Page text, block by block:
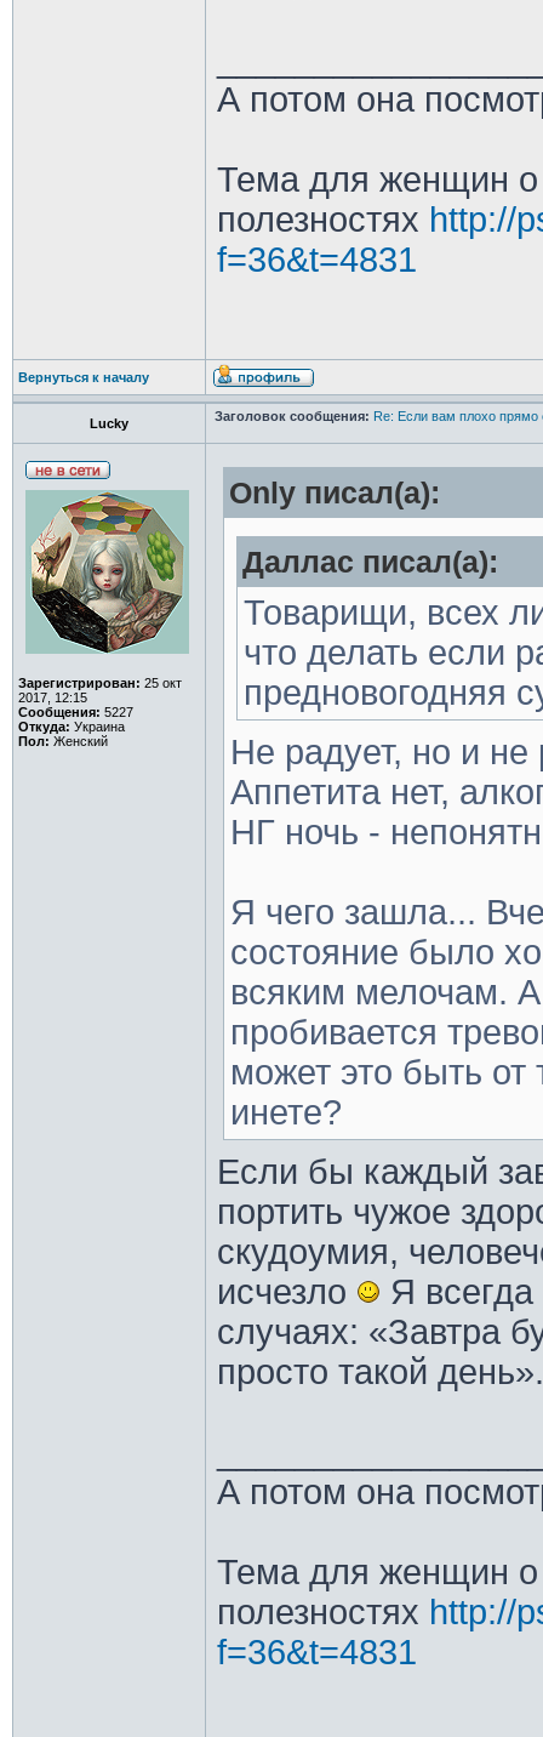
А потом она
Тема для женщин о
полезностях http://
f=36&t=4831
Вернуться к началу
Lucky Заголовок сообщения: Re: Если вам плохо прямо
Зарегистрирован: 25 окт
2017, 12:15
Сообщения: 5227
Откуда: Украина
Пол: Женский
Only писал(а):
Даллас писал(а):
Товарищи, всех
что делать если
предновогодняя
Не радует, но и не
Аппетита нет,
НГ ночь -
Я чего зашла...
состояние было
всяким мелочам. А
пробивается
может это быть от
инете?
Если бы каждый
портить чужое
скудоумия,
исчезло
Я
случаях: «Завтра
просто такой день».
А потом она
Тема для женщин о
полезностях http://
f=36&t=4831